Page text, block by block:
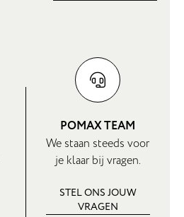
POMAX TEAM
We staan steeds voor
je klaar bij vragen.
STEL ONS JOUW
VRAGEN